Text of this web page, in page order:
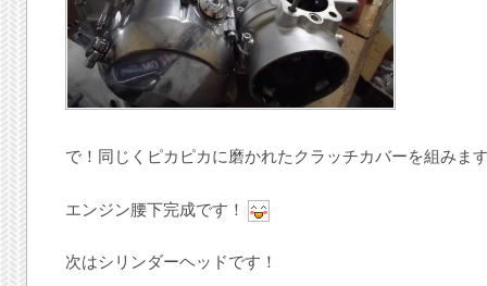
で！同じくピカピカに磨かれたクラッチカバーを組みま
エンジン腰下完成です！
次はシリンダーヘッドです！